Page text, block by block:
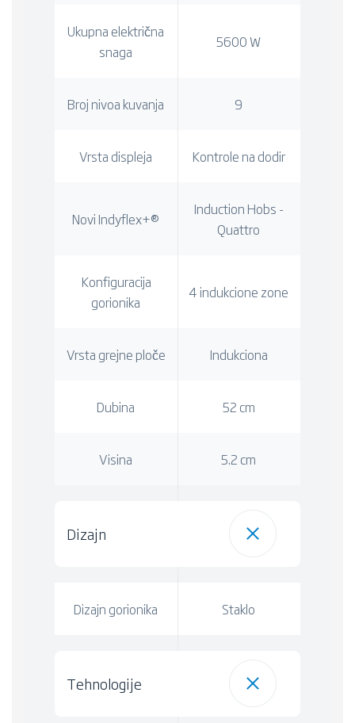
Ukupna električna
snaga
5600 W
Broj nivoa kuvanja 9
Vrsta displeja Kontrole na dodir
Novi Indyflex+®
Induction Hobs -
Quattro
Konfiguracija
gorionika
4 indukcione zone
Vrsta grejne ploče Indukciona
Dubina 52 cm
Visina 5.2 cm
Dizajn
Dizajn gorionika Staklo
Tehnologije